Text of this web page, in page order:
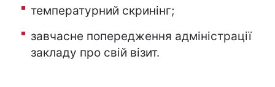
температурний скринінг;
завчасне попередження адміністрації
закладу про свій візит.